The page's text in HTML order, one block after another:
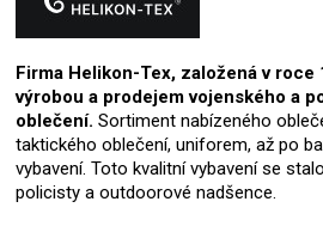
Firma Helikon-Tex, založená v roce
výrobou a prodejem vojenského a
oblečení. Sortiment nabízeného
taktického oblečení, uniforem, až po
vybavení. Toto kvalitní vybavení se
policisty a outdoorové nadšence.